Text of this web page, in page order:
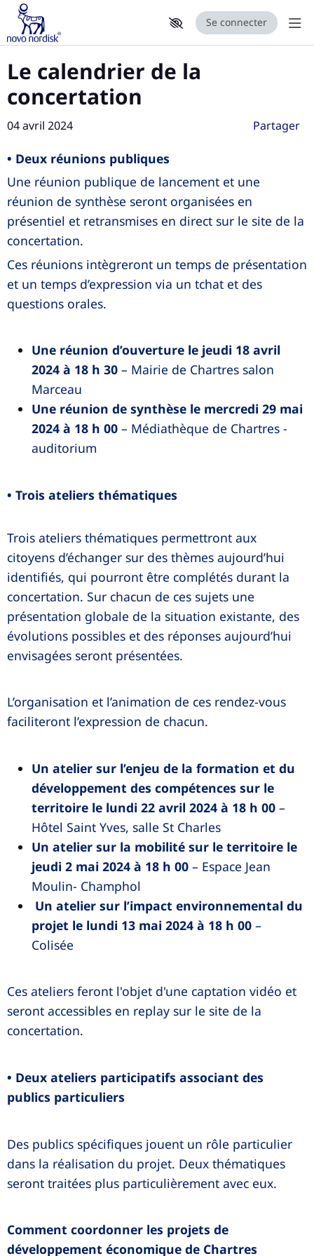
Se connecter
Le calendrier de la
concertation
04 avril 2024 Partager
• Deux réunions publiques
Une réunion publique de lancement et une
réunion de synthèse seront organisées en
présentiel et retransmises en direct sur le site de la
concertation.
Ces réunions intègreront un temps de présentation
et un temps d’expression via un tchat et des
questions orales.
Une réunion d’ouverture le jeudi 18 avril
2024 à 18 h 30 – Mairie de Chartres salon
Marceau
Une réunion de synthèse le mercredi 29 mai
2024 à 18 h 00 – Médiathèque de Chartres -
auditorium
• Trois ateliers thématiques
Trois ateliers thématiques permettront aux
citoyens d’échanger sur des thèmes aujourd’hui
identifiés, qui pourront être complétés durant la
concertation. Sur chacun de ces sujets une
présentation globale de la situation existante, des
évolutions possibles et des réponses aujourd’hui
envisagées seront présentées.
L’organisation et l’animation de ces rendez-vous
faciliteront l’expression de chacun.
Un atelier sur l’enjeu de la formation et du
développement des compétences sur le
territoire le lundi 22 avril 2024 à 18 h 00 –
Hôtel Saint Yves, salle St Charles
Un atelier sur la mobilité sur le territoire le
jeudi 2 mai 2024 à 18 h 00 – Espace Jean
Moulin- Champhol
Un atelier sur l’impact environnemental du
projet le lundi 13 mai 2024 à 18 h 00 –
Colisée
Ces ateliers feront l'objet d'une captation vidéo et
seront accessibles en replay sur le site de la
concertation.
• Deux ateliers participatifs associant des
publics particuliers
Des publics spécifiques jouent un rôle particulier
dans la réalisation du projet. Deux thématiques
seront traitées plus particulièrement avec eux.
Comment coordonner les projets de
développement économique de Chartres